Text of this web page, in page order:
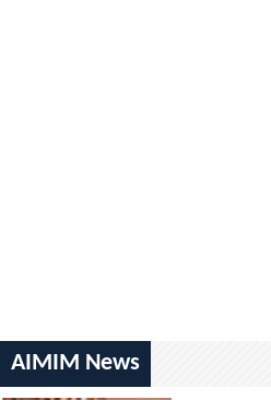
AIMIM News